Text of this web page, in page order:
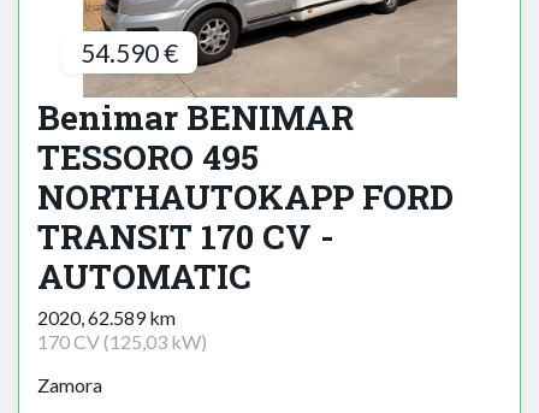
54.590 €
Benimar BENIMAR
TESSORO 495
NORTHAUTOKAPP FORD
TRANSIT 170 CV -
AUTOMATIC
2020, 62.589 km
170 CV (125,03 kW)
Zamora